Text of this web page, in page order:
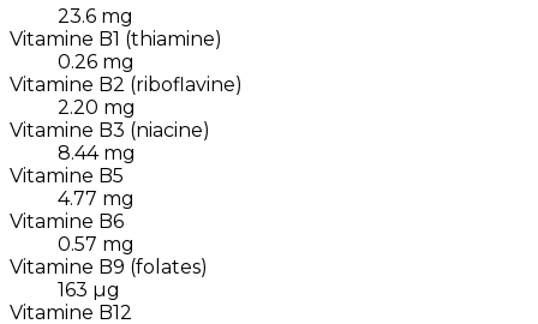
23.6 mg
Vitamine B1 (thiamine)
0.26 mg
Vitamine B2 (riboflavine)
2.20 mg
Vitamine B3 (niacine)
8.44 mg
Vitamine B5
4.77 mg
Vitamine B6
0.57 mg
Vitamine B9 (folates)
163 µg
Vitamine B12